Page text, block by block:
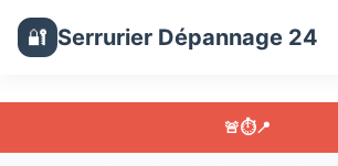
🔐 Serrurier Dépannage 24
🚨⏱️📍